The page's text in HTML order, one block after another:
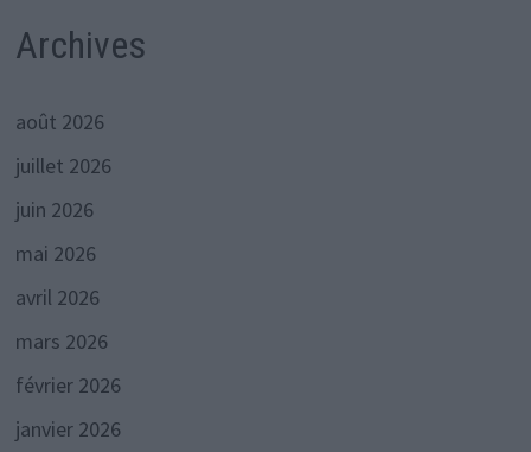
Archives
août 2026
juillet 2026
juin 2026
mai 2026
avril 2026
mars 2026
février 2026
janvier 2026